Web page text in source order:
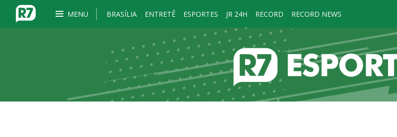
MENU BRASÍLIA ENTRETÊ ESPORTES JR 24H RECORD RECORD NEWS